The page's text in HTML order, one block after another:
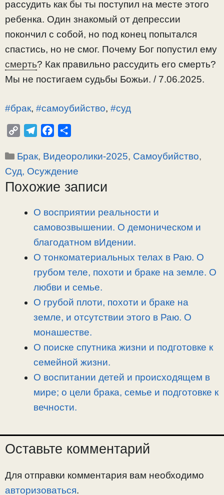
рассудить как бы ты поступил на месте этого
ребенка. Один знакомый от депрессии
покончил с собой, но под конец попытался
спастись, но не смог. Почему Бог попустил ему
смерть? Как правильно рассудить его смерть?
Мы не постигаем судьбы Божьи. / 7.06.2025.
#брак, #самоубийство, #суд
p
y
L
l
e
g
a
c
e
b
п
р
а
Рубрики
Брак, Видеоролики-2025, Самоубийство,
Суд, Осуждение
Похожие записи
О восприятии реальности и
самовозвышении. О демоническом и
благодатном вИдении.
О тонкоматериальных телах в Раю. О
грубом теле, похоти и браке на земле. О
любви и семье.
О грубой плоти, похоти и браке на
земле, и отсутствии этого в Раю. О
монашестве.
О поиске спутника жизни и подготовке к
семейной жизни.
О воспитании детей и происходящем в
мире; о цели брака, семье и подготовке к
вечности.
Оставьте комментарий
Для отправки комментария вам необходимо
авторизоваться.